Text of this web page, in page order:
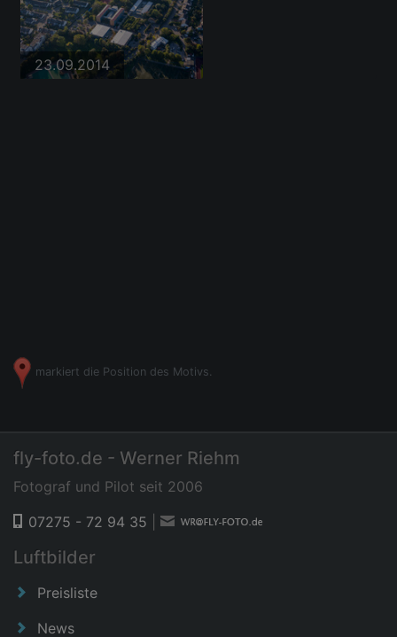
23.09.2014
markiert die Position des Motivs.
fly-foto.de - Werner Riehm
Fotograf und Pilot seit 2006
07275 - 72 94 35
Luftbilder
Preisliste
News